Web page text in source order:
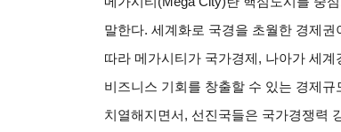
말한다. 세계화로 국경을 초월한 경제
따라 메가시티가 국가경제, 나아가 세
비즈니스 기회를 창출할 수 있는 경제
치열해지면서, 선진국들은 국가경쟁력